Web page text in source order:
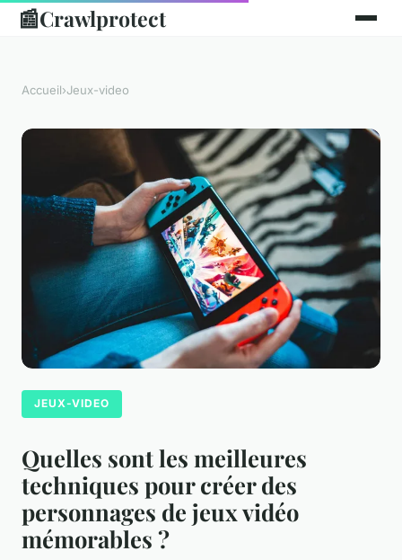
📰Crawlprotect
Accueil›Jeux-video
JEUX-VIDEO
Quelles sont les meilleures
techniques pour créer des
personnages de jeux vidéo
mémorables ?